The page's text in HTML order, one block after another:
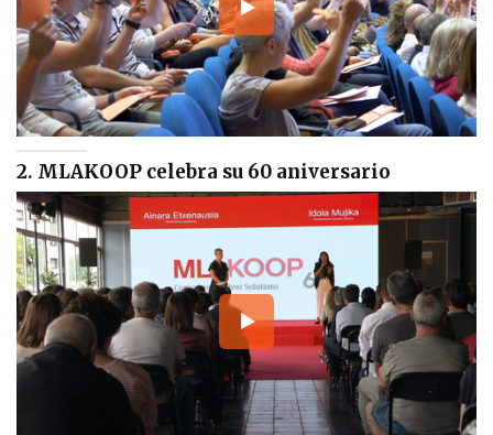
2. MLAKOOP celebra su 60 aniversario